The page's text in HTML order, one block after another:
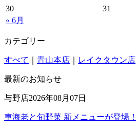
« 6月
30
31
カテゴリー
すべて 青山本店 レイクタウン店
最新のお知らせ
与野店2026年08月07日
車海老と旬野菜 新メニューが登場！